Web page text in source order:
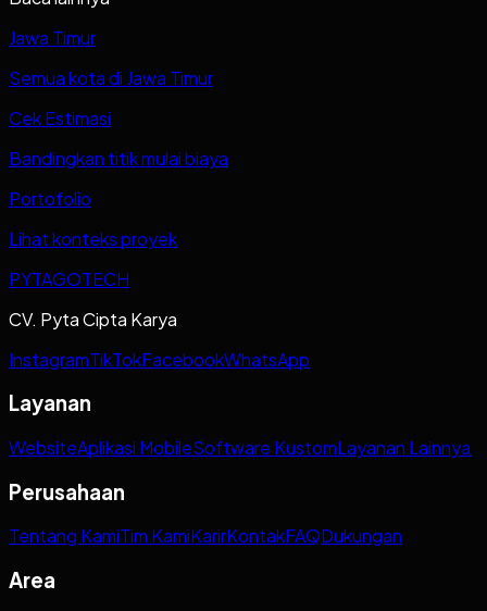
Jawa Timur
Semua kota di Jawa Timur
Cek Estimasi
Bandingkan titik mulai biaya
Portofolio
Lihat konteks proyek
PYTAGOTECH
CV. Pyta Cipta Karya
InstagramTikTokFacebookWhatsApp
Layanan
WebsiteAplikasi MobileSoftware KustomLayanan Lainnya
Perusahaan
Tentang KamiTim KamiKarirKontakFAQDukungan
Area